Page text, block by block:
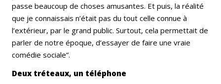
passe beaucoup de choses amusantes. Et puis, la réalité
que je connaissais n’était pas du tout celle connue à
l’extérieur, par le grand public. Surtout, cela permettait de
parler de notre époque, d’essayer de faire une vraie
comédie sociale”.
Deux tréteaux, un téléphone